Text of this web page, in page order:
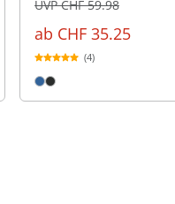
ab CHF 35.25
UVP CHF 59.98
(4)